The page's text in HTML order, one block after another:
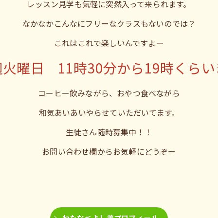
レッスン見学も気軽に突然入って来られます。
なかなかこんなにフリーなクラスもないのでは？
これはこれで楽しいんですよー
火曜日 11時30分から19時くらい
コーヒー飲みながら、おやつ食べながら
和気あいあいやらせていただいてます。
生徒さん随時募集中！！
お問い合わせ欄からお気軽にどうぞー